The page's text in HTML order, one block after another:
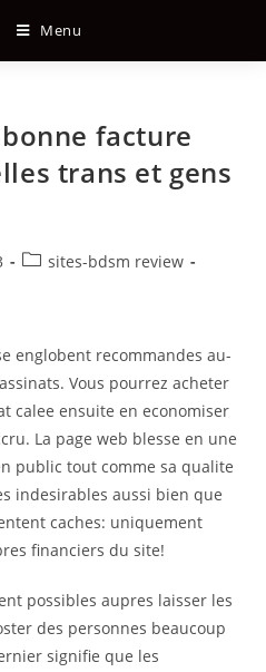
Menu
facture
trans et gens
Postsites-bdsm review
englobent recommandes au-
Vous pourrez acheter
calee ensuite en economiser
La page web blesse en une
public tout comme sa qualite
indesirables aussi bien que
caches: uniquement
financiers du site!
possibles aupres laisser les
des personnes beaucoup
signifie que les